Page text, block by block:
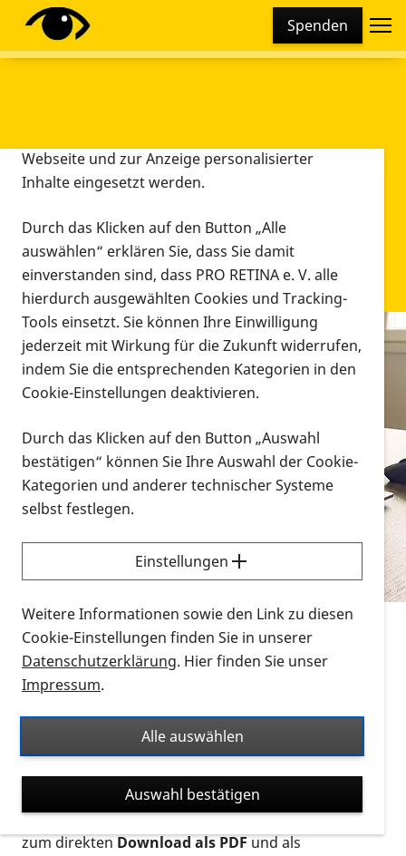
Spenden
Infomaterial
Infomaterial
Vorlesen
Alle Infomaterialien in verschiedenen
Formaten an einem Ort
Sie möchten wissen, wie Sie nach Infonmaterial
suchen und dieses bestellen bzw. herunterladen
können? Schauen Sie sich dieErklärvideos zum
Thema Infomaterial auf der PRO RETINA-Website
für blinde und sehbehinderte Menschen an.
Auf dieser Seite finden Sie sämtliches Infomaterial
Ort. Nutzen Sie den Formatfilter, um ausschließlich
nach Flyern und Broschüren, Audios oder Videos zu
suchen. Die meisten Flyer und Broschüren werden in
verschiedenen Formaten angeboten: zur
postalischen Bestellung als gedruckte Variante
zum direktenDownload als PDFund als
Diese Webseite setzt verschiedene Cookies und
Tracking-Tools ein. Dies beinhaltet Cookies und
Webseite und zur Anzeige personalisierter
Inhalte eingesetzt werden.
Durch das Klicken auf den Button „Alle
auswählen“ erklären Sie, dass Sie damit
einverstanden sind, dass PRO RETINA e. V. alle
hierdurch ausgewählten Cookies und Tracking-
Tools einsetzt. Sie können Ihre Einwilligung
jederzeit mit Wirkung für die Zukunft widerrufen,
indem Sie die entsprechenden Kategorien in den
Cookie-Einstellungen deaktivieren.
Durch das Klicken auf den Button „Auswahl
bestätigen“ können Sie Ihre Auswahl der Cookie-
Kategorien und anderer technischer Systeme
selbst festlegen.
Einstellungen
Weitere Informationen sowie den Link zu diesen
Cookie-Einstellungen finden Sie in unserer
Datenschutzerklärung. Hier finden Sie unser
Impressum.
Alle auswählen
Auswahl bestätigen